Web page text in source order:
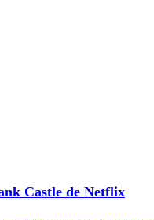
Castle de Netflix